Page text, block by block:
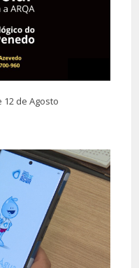
de Agosto